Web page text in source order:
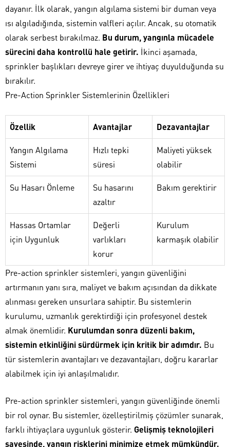
dayanır. İlk olarak, yangın algılama sistemi bir duman veya
ısı algıladığında, sistemin valfleri açılır. Ancak, su otomatik
olarak serbest bırakılmaz. Bu durum, yangınla mücadele
sürecini daha kontrollü hale getirir. İkinci aşamada,
sprinkler başlıkları devreye girer ve ihtiyaç duyulduğunda su
bırakılır.
Pre-Action Sprinkler Sistemlerinin Özellikleri
Özellik Avantajlar Dezavantajlar
Yangın Algılama
Sistemi
Hızlı tepki
süresi
Maliyeti yüksek
olabilir
Su Hasarı Önleme
Su hasarını
azaltır
Bakım gerektirir
Hassas Ortamlar
için Uygunluk
Değerli
varlıkları
korur
Kurulum
karmaşık olabilir
Pre-action sprinkler sistemleri, yangın güvenliğini
artırmanın yanı sıra, maliyet ve bakım açısından da dikkate
alınması gereken unsurlara sahiptir. Bu sistemlerin
kurulumu, uzmanlık gerektirdiği için profesyonel destek
almak önemlidir. Kurulumdan sonra düzenli bakım,
sistemin etkinliğini sürdürmek için kritik bir adımdır. Bu
tür sistemlerin avantajları ve dezavantajları, doğru kararlar
alabilmek için iyi anlaşılmalıdır.
Pre-action sprinkler sistemleri, yangın güvenliğinde önemli
bir rol oynar. Bu sistemler, özelleştirilmiş çözümler sunarak,
farklı ihtiyaçlara uygunluk gösterir. Gelişmiş teknolojileri
sayesinde, yangın risklerini minimize etmek mümkündür.